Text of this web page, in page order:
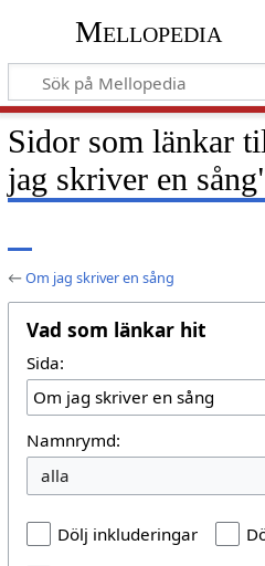
Mellopedia
Sidor som länkar
jag skriver en
←Om jag skriver en sång
Vad som länkar hit
Sida:
Namnrymd:
Dölj inkluderingar